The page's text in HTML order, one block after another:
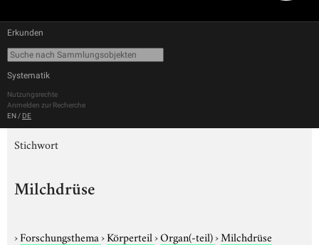
Erkunden
Systematik
Nutzungsrechte
Anmelden zur Recherche
EN / DE
Stichwort
Milchdrüse
›Forschungsthema›Körperteil›Organ(-teil)›Milchdrüse